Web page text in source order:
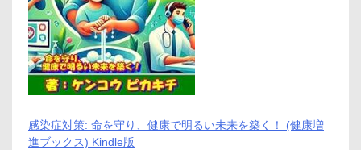
感染症対策: 命を守り、健康で明るい未来を築く！ (健康増
進ブックス) Kindle版